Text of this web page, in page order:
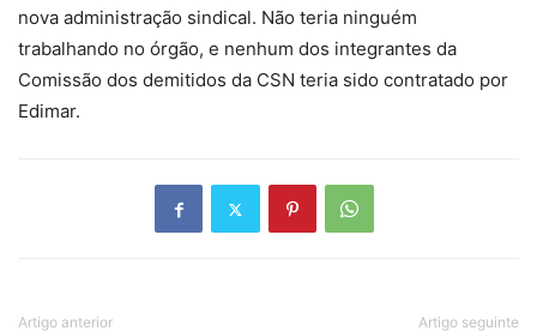
nova administração sindical. Não teria ninguém
trabalhando no órgão, e nenhum dos integrantes da
Comissão dos demitidos da CSN teria sido contratado por
Edimar.
Artigo anterior Artigo seguinte